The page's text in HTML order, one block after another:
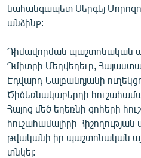
«Ազատության» բոլոր
նահանգապետ Սերգեյ
անձինք:
Դիմավորման պաշտոնական
Դմիտրի Մեդվեդեւը,
Էդվարդ Նալբանդյանի
Ծիծեռնակաբերդի
Հայոց մեծ եղեռնի զոհերի
հուշահամալիրի
թվականի իր պաշտոնական
տնկել: